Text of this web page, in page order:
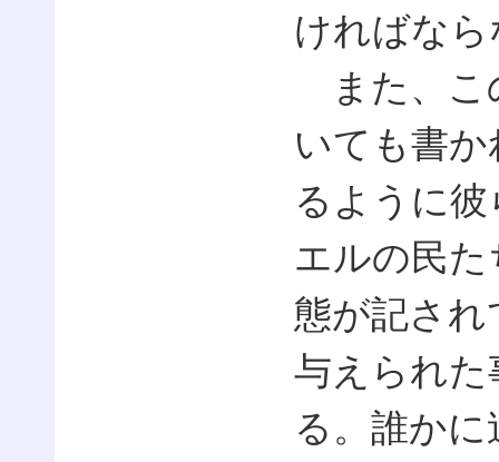
ければな
また、こ
いても書
るように
エルの民
態が記さ
与えられた
る。誰か